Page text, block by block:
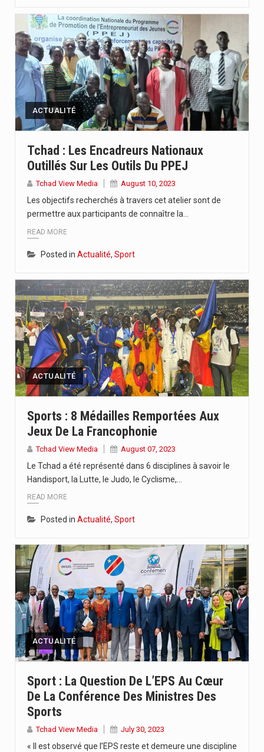
ACTUALITÉ
Tchad : Les Encadreurs Nationaux
Outillés Sur Les Outils Du PPEJ
Tchad View Media August 10, 2023
Les objectifs recherchés à travers cet atelier sont de
permettre aux participants de connaître la…
READ MORE
Posted in Actualité, Sport
ACTUALITÉ
Sports : 8 Médailles Remportées Aux
Jeux De La Francophonie
Tchad View Media August 07, 2023
Le Tchad a été représenté dans 6 disciplines à savoir le
Handisport, la Lutte, le Judo, le Cyclisme,…
READ MORE
Posted in Actualité, Sport
ACTUALITÉ
Sport : La Question De L’EPS Au Cœur
De La Conférence Des Ministres Des
Sports
Tchad View Media July 30, 2023
« Il est observé que l’EPS reste et demeure une discipline